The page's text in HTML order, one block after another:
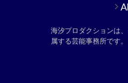
海汐プロダクションは
属する芸能事務所です。